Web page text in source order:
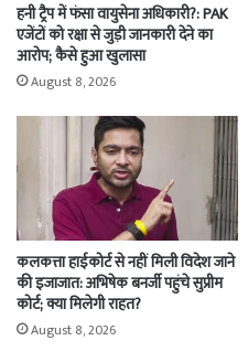
हनी ट्रैप में फंसा वायुसेना अधिकारी?: PAK
एजेंटों को रक्षा से जुड़ी जानकारी देने का
आरोप; कैसे हुआ खुलासा
August 8, 2026
कलकत्ता हाईकोर्ट से नहीं मिली विदेश जाने
की इजाजात: अभिषेक बनर्जी पहुंचे सुप्रीम
कोर्ट; क्या मिलेगी राहत?
August 8, 2026